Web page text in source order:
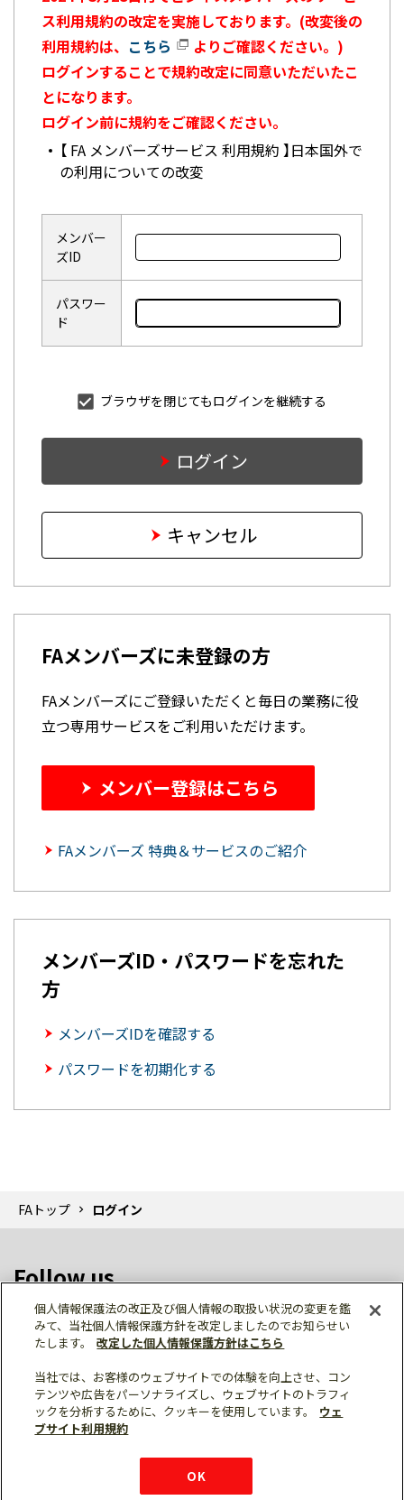
ス利用規約の改定を実施しております。(改変後の
利用規約は、 こちら
よりご確認ください。)
ログインすることで規約改定に同意いただいたこ
とになります。
ログイン前に規約をご確認ください。
【 FA メンバーズサービス 利用規約 】日本国外で
の利用についての改変
メンバー
ズID
パスワー
ド
ブラウザを閉じてもログインを継続する
ログイン
キャンセル
FAメンバーズに未登録の方
FAメンバーズにご登録いただくと毎日の業務に役
立つ専用サービスをご利用いただけます。
メンバー登録はこちら
FAメンバーズ 特典＆サービスのご紹介
メンバーズID・パスワードを忘れた
方
メンバーズIDを確認する
パスワードを初期化する
FAトップ ログイン
Follow us
個人情報保護 利用規約
ご利用にあたって
サイトマップ
三菱電機トップ
個人情報保護法の改正及び個人情報の取扱い状況の変更を鑑
みて、当社個人情報保護方針を改定しましたのでお知らせい
たします。
改定した個人情報保護方針はこちら
当社では、お客様のウェブサイトでの体験を向上させ、コン
テンツや広告をパーソナライズし、ウェブサイトのトラフィ
ックを分析するために、クッキーを使用しています。
ウェ
ブサイト利用規約
OK
チャットサービス